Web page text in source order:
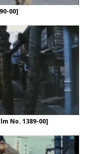
00]
No. 1389-00]